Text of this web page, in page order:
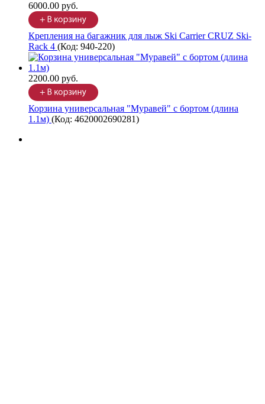
6000.00 руб.
Крепления на багажник для лыж Ski Carrier CRUZ Ski-
Rack 4 (Код: 940-220)
2200.00 руб.
Корзина универсальная "Муравей" с бортом (длина
1.1м) (Код: 4620002690281)